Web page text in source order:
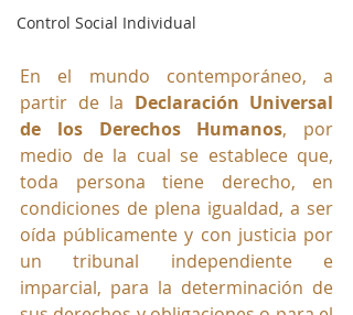
Control Social Individual
En el mundo contemporáneo, a
partir de la Declaración Universal
de los Derechos Humanos, por
medio de la cual se establece que,
toda persona tiene derecho, en
condiciones de plena igualdad, a ser
oída públicamente y con justicia por
un tribunal independiente e
imparcial, para la determinación de